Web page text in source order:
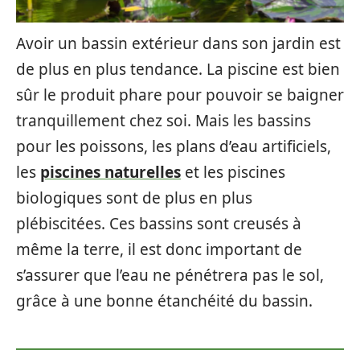
Avoir un bassin extérieur dans son jardin est
de plus en plus tendance. La piscine est bien
sûr le produit phare pour pouvoir se baigner
tranquillement chez soi. Mais les bassins
pour les poissons, les plans d’eau artificiels,
les piscines naturelles et les piscines
biologiques sont de plus en plus
plébiscitées. Ces bassins sont creusés à
même la terre, il est donc important de
s’assurer que l’eau ne pénétrera pas le sol,
grâce à une bonne étanchéité du bassin.